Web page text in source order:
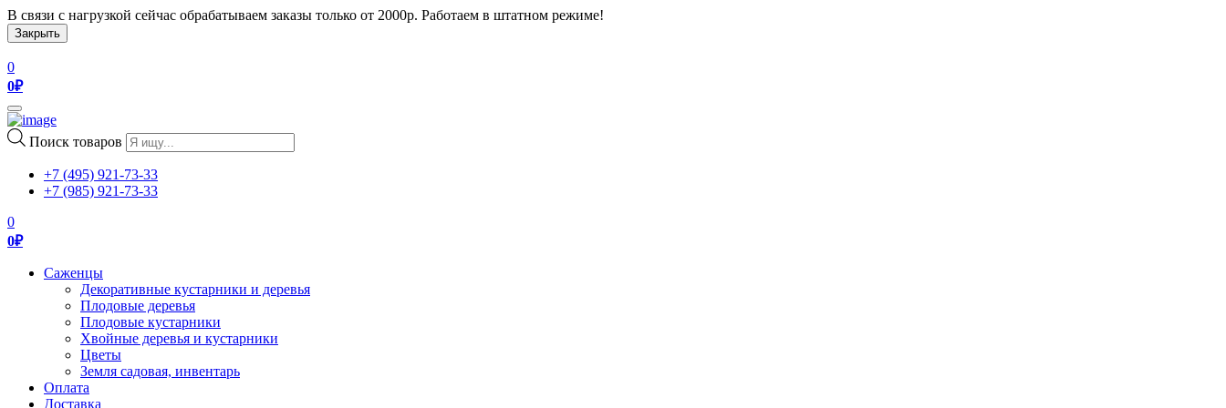
В связи с нагрузкой сейчас обрабатываем заказы только от 2000р. Работаем в штатном режиме!
Закрыть
0
0₽
Toggle
navigation
Поиск товаров
+7 (495) 921-73-33
+7 (985) 921-73-33
0
0₽
Саженцы
Декоративные кустарники и деревья
Плодовые деревья
Плодовые кустарники
Хвойные деревья и кустарники
Цветы
Земля садовая, инвентарь
Оплата
Доставка